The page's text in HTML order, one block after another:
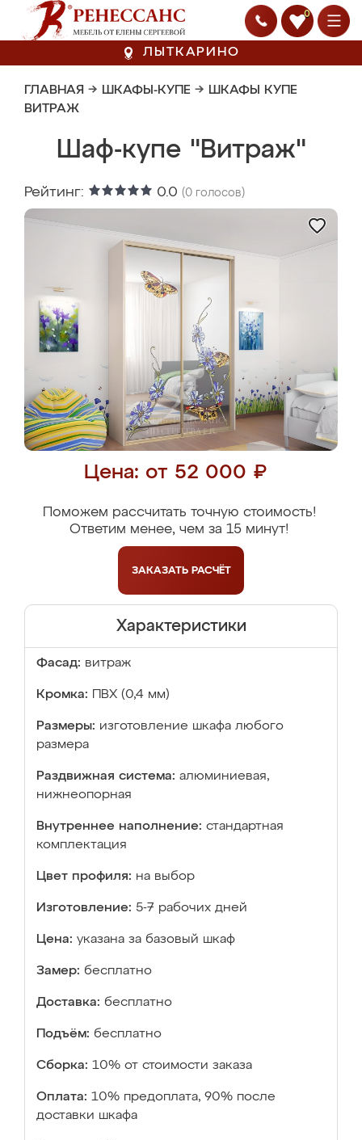
0
ЛЫТКАРИНО
ГЛАВНАЯ → ШКАФЫ-КУПЕ → ШКАФЫ КУПЕ
ВИТРАЖ
Шаф-купе "Витраж"
Рейтинг: 0.0 (0 голосов)
Цена: от 52 000 ₽
Поможем рассчитать точную стоимость!
Ответим менее, чем за 15 минут!
ЗАКАЗАТЬ РАСЧЁТ
Характеристики
Фасад: витраж
Кромка: ПВХ (0,4 мм)
Размеры: изготовление шкафа любого
размера
Раздвижная система: алюминиевая,
нижнеопорная
Внутреннее наполнение: стандартная
комплектация
Цвет профиля: на выбор
Изготовление: 5-7 рабочих дней
Цена: указана за базовый шкаф
Замер: бесплатно
Доставка: бесплатно
Подъём: бесплатно
Сборка: 10% от стоимости заказа
Оплата: 10% предоплата, 90% после
доставки шкафа